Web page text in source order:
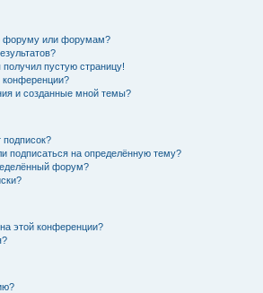
форуму или форумам?
получил пустую страницу!
конференции?
и созданные мной темы?
подписок?
подписаться на определённую тему?
форум?
этой конференции?